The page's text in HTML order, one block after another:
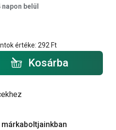
napon belül
értéke: 292 Ft
Kosárba